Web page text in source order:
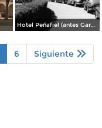
Hotel Peñafiel (antes Garci - Crespo)
6 Siguiente